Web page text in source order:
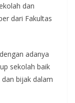
dan
dari Fakultas
adanya
sekolah baik
bijak dalam